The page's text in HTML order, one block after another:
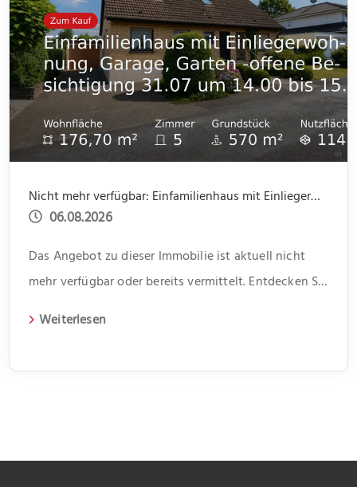
Nicht mehr verfügbar: Einfamilienhaus mit Einliegerwohnung, Garage, Garten -offene Besichtigung 31.07 um 14.00 bis 15.30
06.08.2026
Das Angebot zu dieser Immobilie ist aktuell nicht
mehr verfügbar oder bereits vermittelt. Entdecken Sie
Weiterlesen